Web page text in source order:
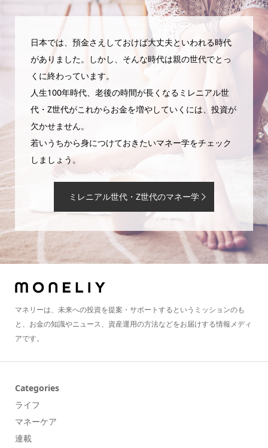
日本では、預金さえしておけば大丈夫といわれる時代
がありました。しかし、そんな時代は親の世代でとっ
くに終わっています。
人生100年時代、老後の時間が長くなるミレニアル世
代・Z世代がこれからお金を増やしていくには、投資が
欠かせません。
若いうちから身につけておきたいマネー学をチェック
しましょう。
ミレニアル世代・Z世代のマネー学
マネリーは、未来への投資を提案・サポートするというミッションのも
と、お金の知識やニュース、資産運用の方法などをお届けする情報メディ
アです。
Categories
ライフ
マネーケア
連載